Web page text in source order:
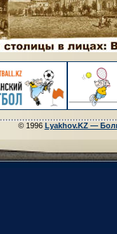
© 1996 Lyakhov.KZ —